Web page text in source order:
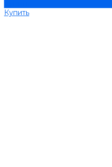
Купить